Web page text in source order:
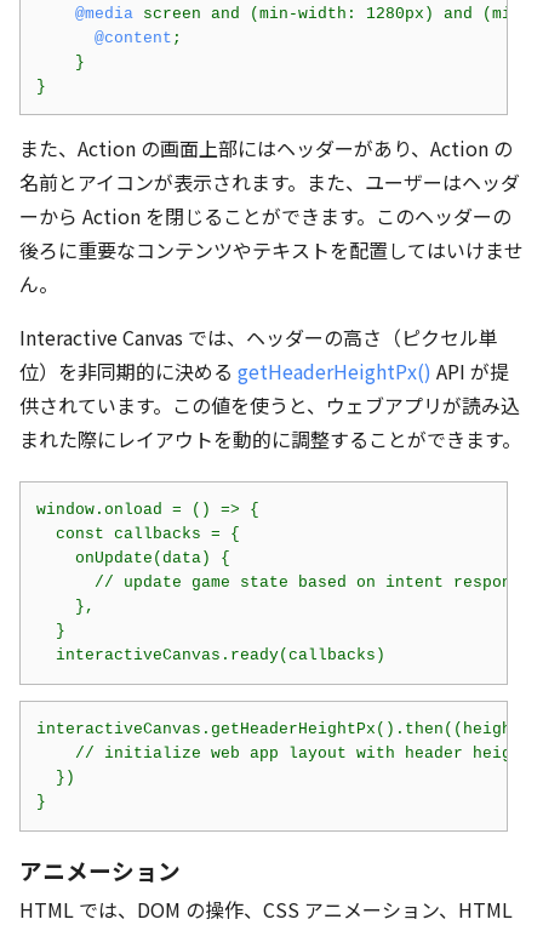
@media screen and (min-width: 1280px) and (min-
@content ;
    }
}
また、Action の画面上部にはヘッダーがあり、Action の
名前とアイコンが表示されます。また、ユーザーはヘッダ
ーから Action を閉じることができます。このヘッダーの
後ろに重要なコンテンツやテキストを配置してはいけませ
ん。
Interactive Canvas では、ヘッダーの高さ（ピクセル単
位）を非同期的に決める getHeaderHeightPx() API が提
供されています。この値を使うと、ウェブアプリが読み込
まれた際にレイアウトを動的に調整することができます。
window.onload = () => {
  const callbacks = {
    onUpdate(data) {
// update game state based on intent response
    },
  }
  interactiveCanvas.ready(callbacks)
interactiveCanvas.getHeaderHeightPx().then((height)
// initialize web app layout with header height
  })
}
アニメーション
HTML では、DOM の操作、CSS アニメーション、HTML